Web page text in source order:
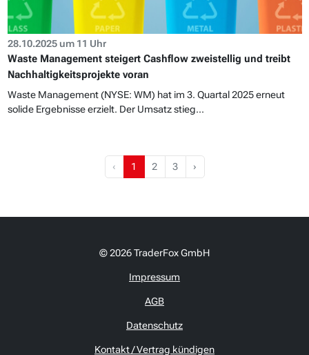
28.10.2025 um 11 Uhr
Waste Management steigert Cashflow zweistellig und treibt
Nachhaltigkeitsprojekte voran
Waste Management (NYSE: WM) hat im 3. Quartal 2025 erneut
solide Ergebnisse erzielt. Der Umsatz stieg...
‹ 1 2 3 ›
© 2026 TraderFox GmbH
Impressum
AGB
Datenschutz
Kontakt / Vertrag kündigen